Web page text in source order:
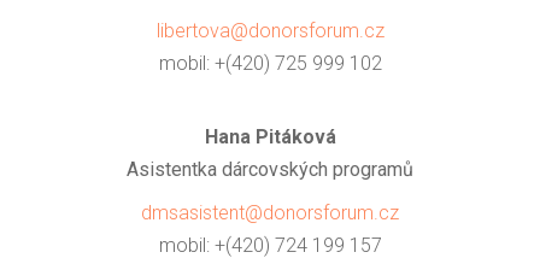
libertova@donorsforum.cz
mobil: +(420) 725 999 102
Hana Pitáková
Asistentka dárcovských programů
dmsasistent@donorsforum.cz
mobil: +(420) 724 199 157